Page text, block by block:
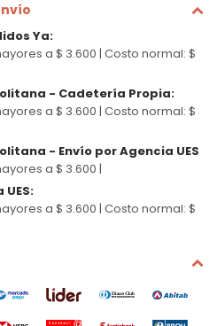
Ya:
a $ 3.600 | Costo normal: $
- Cadetería Propia:
a $ 3.600 | Costo normal: $
- Envío por Agencia UES
a $ 3.600 |
:
a $ 3.600 | Costo normal: $